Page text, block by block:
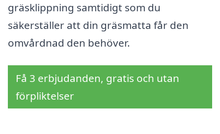
gräsklippning samtidigt som du
säkerställer att din gräsmatta får den
omvårdnad den behöver.
Få 3 erbjudanden, gratis och utan
förpliktelser